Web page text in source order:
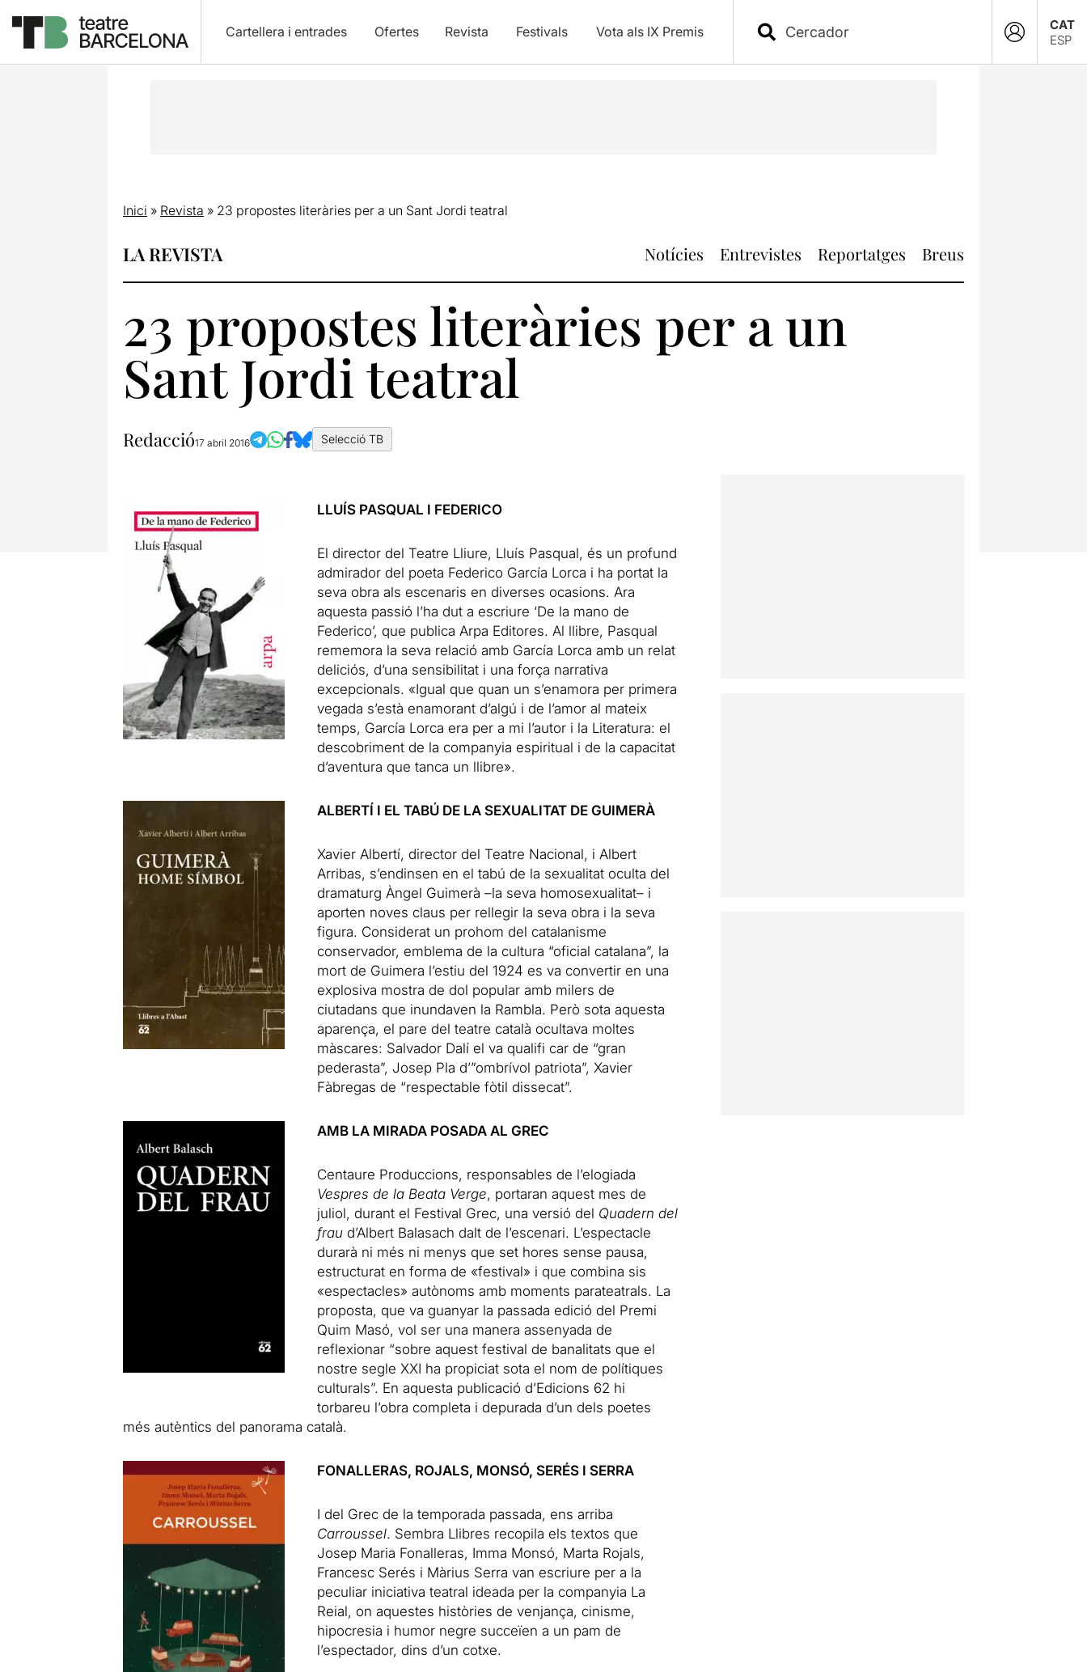
Cartellera i entrades Ofertes Revista Festivals Vota als IX Premis
CAT
ESP
Inici » Revista » 23 propostes literàries per a un Sant Jordi teatral
LA REVISTA Notícies Entrevistes Reportatges Breus
23 propostes literàries per a un
Sant Jordi teatral
Redacció17 abril 2016 Selecció TB
LLUÍS PASQUAL I FEDERICO
El director del Teatre Lliure, Lluís Pasqual, és un profund
admirador del poeta Federico García Lorca i ha portat la
seva obra als escenaris en diverses ocasions. Ara
aquesta passió l’ha dut a escriure ‘De la mano de
Federico’, que publica Arpa Editores. Al llibre, Pasqual
rememora la seva relació amb García Lorca amb un relat
deliciós, d’una sensibilitat i una força narrativa
excepcionals. «Igual que quan un s’enamora per primera
vegada s’està enamorant d’algú i de l’amor al mateix
temps, García Lorca era per a mi l’autor i la Literatura: el
descobriment de la companyia espiritual i de la capacitat
d’aventura que tanca un llibre».
ALBERTÍ I EL TABÚ DE LA SEXUALITAT DE GUIMERÀ
Xavier Albertí, director del Teatre Nacional, i Albert
Arribas, s’endinsen en el tabú de la sexualitat oculta del
dramaturg Àngel Guimerà –la seva homosexualitat– i
aporten noves claus per rellegir la seva obra i la seva
figura. Considerat un prohom del catalanisme
conservador, emblema de la cultura “oficial catalana”, la
mort de Guimera l’estiu del 1924 es va convertir en una
explosiva mostra de dol popular amb milers de
ciutadans que inundaven la Rambla. Però sota aquesta
aparença, el pare del teatre català ocultava moltes
màscares: Salvador Dalí el va qualifi car de “gran
pederasta”, Josep Pla d’”ombrívol patriota”, Xavier
Fàbregas de “respectable fòtil dissecat”.
AMB LA MIRADA POSADA AL GREC
Centaure Produccions, responsables de l’elogiada
Vespres de la Beata Verge, portaran aquest mes de
juliol, durant el Festival Grec, una versió del Quadern del
fraud’Albert Balasach dalt de l’escenari. L’espectacle
durarà ni més ni menys que set hores sense pausa,
estructurat en forma de «festival» i que combina sis
«espectacles» autònoms amb moments parateatrals. La
proposta, que va guanyar la passada edició del Premi
Quim Masó, vol ser una manera assenyada de
reflexionar “sobre aquest festival de banalitats que el
nostre segle XXI ha propiciat sota el nom de polítiques
culturals”. En aquesta publicació d’Edicions 62 hi
torbareu l’obra completa i depurada d’un dels poetes
més autèntics del panorama català.
FONALLERAS, ROJALS, MONSÓ, SERÉS I SERRA
I del Grec de la temporada passada, ens arriba
Carroussel. Sembra Llibres recopila els textos que
Josep Maria Fonalleras, Imma Monsó, Marta Rojals,
Francesc Serés i Màrius Serra van escriure per a la
peculiar iniciativa teatral ideada per la companyia La
Reial, on aquestes històries de venjança, cinisme,
hipocresia i humor negre succeïen a un pam de
l’espectador, dins d’un cotxe.